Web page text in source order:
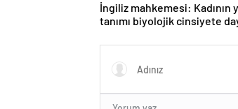
İngiliz mahkemesi: Kadının
tanımı biyolojik cinsiyete